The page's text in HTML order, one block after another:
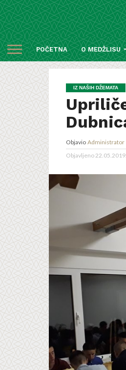
POČETNA O MEDŽLISU
IZ NAŠIH DŽEMATA
Objavio Administrator
Objavljeno